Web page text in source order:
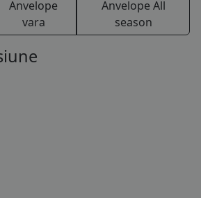
Anvelope
vara
Anvelope All
season